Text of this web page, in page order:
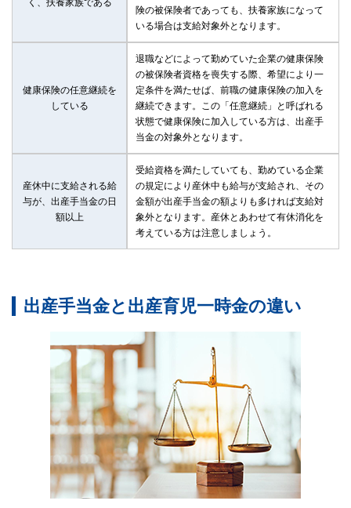
く、扶養家族である
険の被保険者であっても、扶養家族になって
いる場合は支給対象外となります。
健康保険の任意継続を
している
退職などによって勤めていた企業の健康保険
の被保険者資格を喪失する際、希望により一
定条件を満たせば、前職の健康保険の加入を
継続できます。この「任意継続」と呼ばれる
状態で健康保険に加入している方は、出産手
当金の対象外となります。
産休中に支給される給
与が、出産手当金の日
額以上
受給資格を満たしていても、勤めている企業
の規定により産休中も給与が支給され、その
金額が出産手当金の額よりも多ければ支給対
象外となります。産休とあわせて有休消化を
考えている方は注意しましょう。
出産手当金と出産育児一時金の違い